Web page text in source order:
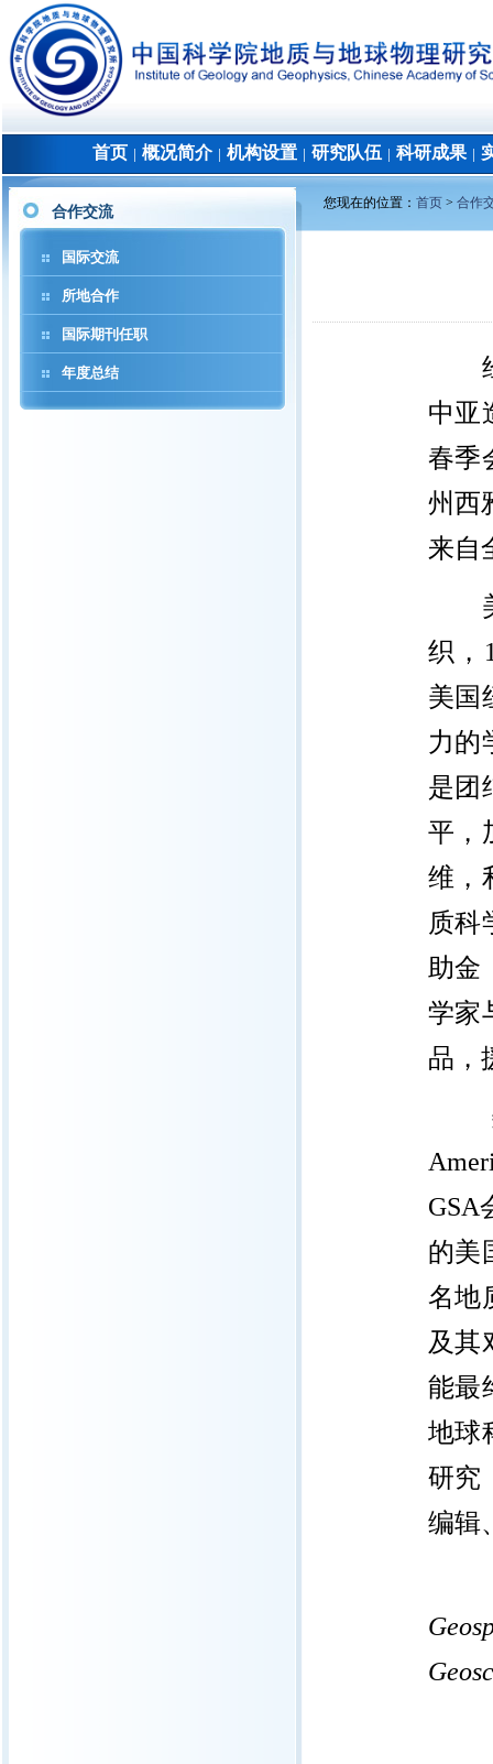
首页 概况简介│ 机构设置 研究队伍 科研成果│
合作交流
国际交流
所地合作
国际期刊任职
年度总结
您现在的位置： 首页 > 合作
经
中亚
春季
州西
来自
织，
美国
力的
是团
平，
维，
质科
助金
学家
品，
GSA
的美
名地
及其
能最
地球
研究
编辑